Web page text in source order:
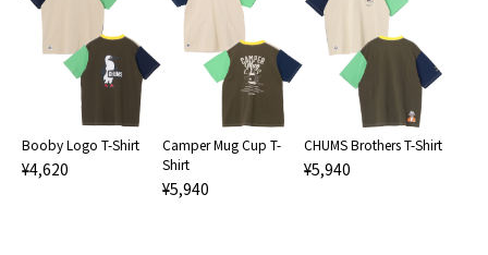
Booby Logo T-Shirt
¥4,620
Camper Mug Cup T-
Shirt
¥5,940
CHUMS Brothers T-Shirt
¥5,940